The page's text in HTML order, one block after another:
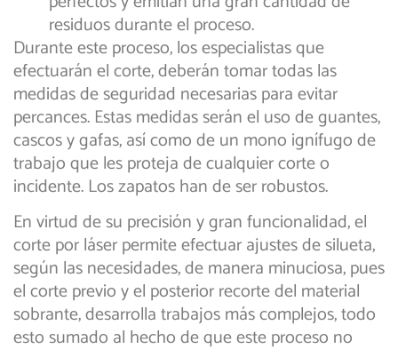
residuos durante el proceso.
Durante este proceso, los especialistas que
efectuarán el corte, deberán tomar todas las
medidas de seguridad necesarias para evitar
percances. Estas medidas serán el uso de guantes,
cascos y gafas, así como de un mono ignífugo de
trabajo que les proteja de cualquier corte o
incidente. Los zapatos han de ser robustos.
En virtud de su precisión y gran funcionalidad, el
corte por láser permite efectuar ajustes de silueta,
según las necesidades, de manera minuciosa, pues
el corte previo y el posterior recorte del material
sobrante, desarrolla trabajos más complejos, todo
esto sumado al hecho de que este proceso no